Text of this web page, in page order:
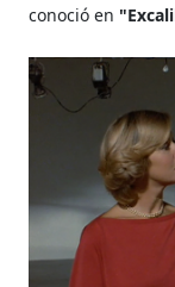
conoció en